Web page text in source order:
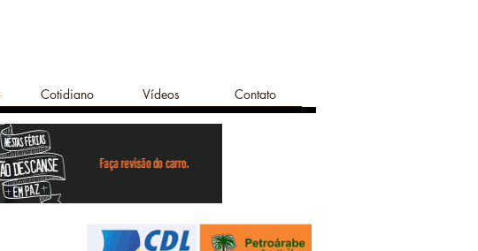
Cotidiano Vídeos Contato